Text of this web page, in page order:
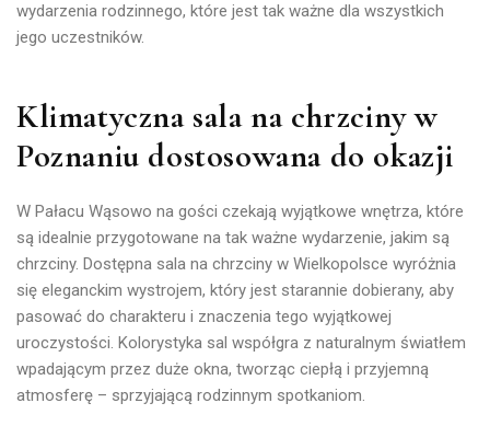
wydarzenia rodzinnego, które jest tak ważne dla wszystkich
jego uczestników.
Klimatyczna sala na chrzciny w
Poznaniu dostosowana do okazji
W Pałacu Wąsowo na gości czekają wyjątkowe wnętrza, które
są idealnie przygotowane na tak ważne wydarzenie, jakim są
chrzciny. Dostępna sala na chrzciny w Wielkopolsce wyróżnia
się eleganckim wystrojem, który jest starannie dobierany, aby
pasować do charakteru i znaczenia tego wyjątkowej
uroczystości. Kolorystyka sal współgra z naturalnym światłem
wpadającym przez duże okna, tworząc ciepłą i przyjemną
atmosferę – sprzyjającą rodzinnym spotkaniom.